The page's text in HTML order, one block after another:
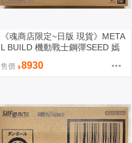
《魂商店限定~日版 現貨》META
L BUILD 機動戰士鋼彈SEED 嫣
未拆封）
售價 8930